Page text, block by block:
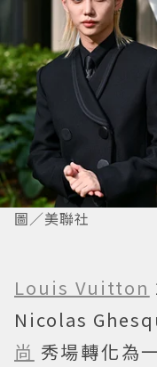
圖／美聯社
Louis Vuitton
Nicolas
尚 秀場轉化為